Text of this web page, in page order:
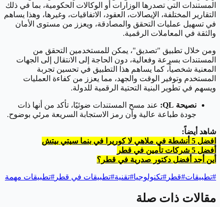
المستندات التي تصدرها الوزارات أو الوكالات الحكومية، بما في ذلك
التقارير المختلفة، الإيصالات، العقود، الاتفاقيات، وغيرها، وهذا يساهم
في تسهيل عمليات التحقق والمصادقة، ويعزز من مستوى الأمان
والثقة في المعاملات الرقمية.
ومن خلال تطبيق "تصديق"، يمكن للمستخدمين التحقق من
المستندات بسرعة وفعالية، دون الحاجة إلى الانتقال إلى الجهات
المعنية شخصياً، كما يساهم هذا التطبيق في تحسين تجربة
المستخدم وتوفير الوقت والجهد، مما يعزز من كفاءة العمليات
ويسهم في تطوير البنية التحتية الرقمية للدولة.
نصيحة QL:
عند مسح المستندات ضوئيًا، تأكد من أنها ذات
جودة طباعة عالية وأن رمز الاستجابة السريعة مرئي بوضوح.
شاهد أيضاً:
افضل 5 أنشطة في ملاهي لا كوريرا في بنما سيتي بيتش
أفضل 5 شركات تأمين في قطر
أين أجد أفضل دكتور صدرية في قطر؟
#تطبيقات#قطر #تكنولوجيا#تقنية#تطبيقات في قطر #تطبيقات مهمة
مقالات ذات صلة